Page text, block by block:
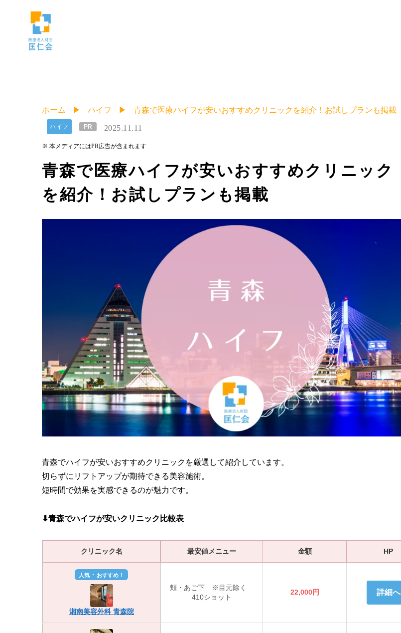
ホーム ハイフ 青森で医療ハイフが安いおすすめクリニックを紹介！お試しプランも掲載
青森で医療ハイフが安いおすすめクリニック
を紹介！お試しプランも掲載
2025.11.11
ハイフ PR
※ 本メディアにはPR広告が含まれます
青森でハイフが安いおすすめクリニックを厳選して紹介しています。
切らずにリフトアップが期待できる美容施術。
短時間で効果を実感できるのが魅力です。
⬇︎青森でハイフが安いクリニック比較表
クリニック名 最安値メニュー 金額 HP
人気 ・ おすすめ！
湘南美容外科 青森院
頬・あご下 ※目元除く
410ショット
22,000円 詳細へ